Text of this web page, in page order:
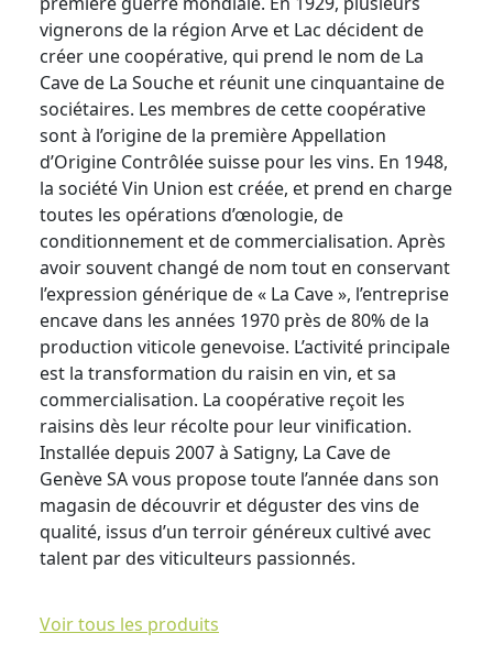
vignerons de la région Arve et Lac décident de
créer une coopérative, qui prend le nom de La
Cave de La Souche et réunit une cinquantaine de
sociétaires. Les membres de cette coopérative
sont à l’origine de la première Appellation
d’Origine Contrôlée suisse pour les vins. En 1948,
la société Vin Union est créée, et prend en charge
toutes les opérations d’œnologie, de
conditionnement et de commercialisation. Après
avoir souvent changé de nom tout en conservant
l’expression générique de « La Cave », l’entreprise
encave dans les années 1970 près de 80% de la
production viticole genevoise. L’activité principale
est la transformation du raisin en vin, et sa
commercialisation. La coopérative reçoit les
raisins dès leur récolte pour leur vinification.
Installée depuis 2007 à Satigny, La Cave de
Genève SA vous propose toute l’année dans son
magasin de découvrir et déguster des vins de
qualité, issus d’un terroir généreux cultivé avec
talent par des viticulteurs passionnés.
Voir tous les produits